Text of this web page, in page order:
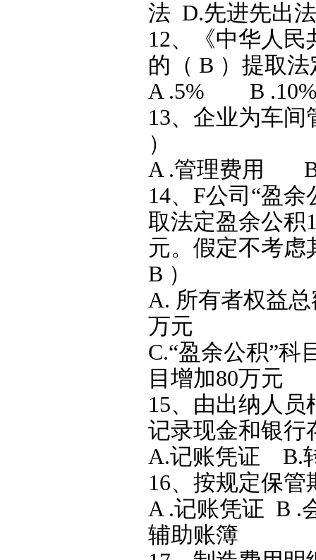
法 D.先进先出法
12、《中华人
的（ B ）提取
A .5% B
13、企业为车
）
A .管理费用
14、F公司“盈
取法定盈余公积
元。假定不考虑
B ）
A. 所有者权益
万元
C.“盈余公积”科
目增加80万元
15、由出纳人
记录现金和银行
A.记账凭证 B.
16、按规定保管
A .记账凭证 B .
辅助账簿